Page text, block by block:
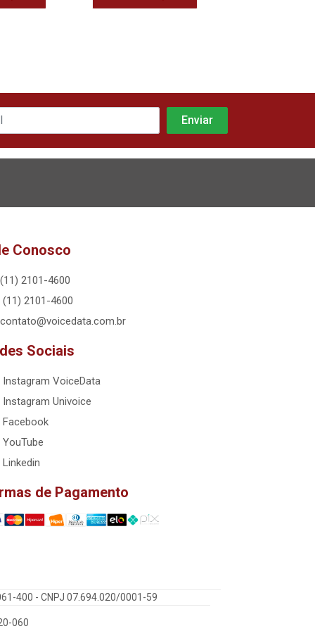
Conosco
(11) 2101-4600
(11) 2101-4600
contato@voicedata.com.br
Sociais
Instagram VoiceData
Instagram Univoice
Facebook
YouTube
Linkedin
de Pagamento
400 - CNPJ 07.694.020/0001-59
060